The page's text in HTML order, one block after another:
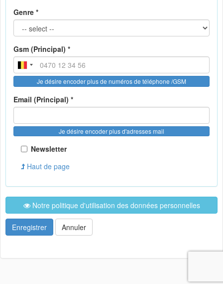
Genre *
Gsm (Principal) *
Je désire encoder plus de numéros de téléphone /GSM
Email (Principal) *
Je désire encoder plus d'adresses mail
Newsletter
Haut de page
Notre politique d'utilisation des données personnelles
Enregistrer Annuler